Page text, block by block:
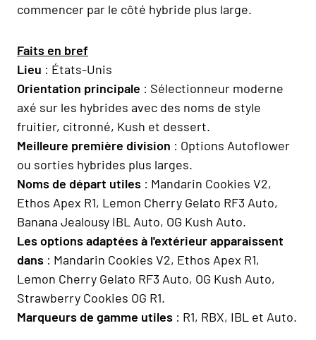
commencer par le côté hybride plus large.
Faits en bref
Lieu : États-Unis
Orientation principale : Sélectionneur moderne
axé sur les hybrides avec des noms de style
fruitier, citronné, Kush et dessert.
Meilleure première division : Options Autoflower
ou sorties hybrides plus larges.
Noms de départ utiles : Mandarin Cookies V2,
Ethos Apex R1, Lemon Cherry Gelato RF3 Auto,
Banana Jealousy IBL Auto, OG Kush Auto.
Les options adaptées à l'extérieur apparaissent
dans : Mandarin Cookies V2, Ethos Apex R1,
Lemon Cherry Gelato RF3 Auto, OG Kush Auto,
Strawberry Cookies OG R1.
Marqueurs de gamme utiles : R1, RBX, IBL et Auto.